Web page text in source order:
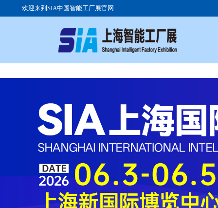
欢迎来到SIA中国智能工厂展官网
关于展会
展会现场
广告投放
参展流程
高峰论坛
往届展商
展位价格
参观注册
交通路线
签证服务